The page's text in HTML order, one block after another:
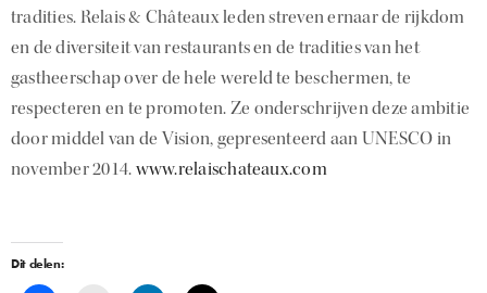
tradities. Relais & Châteaux leden streven ernaar de rijkdom
en de diversiteit van restaurants en de tradities van het
gastheerschap over de hele wereld te beschermen, te
respecteren en te promoten. Ze onderschrijven deze ambitie
door middel van de Vision, gepresenteerd aan UNESCO in
november 2014.www.relaischateaux.com
Dit delen: